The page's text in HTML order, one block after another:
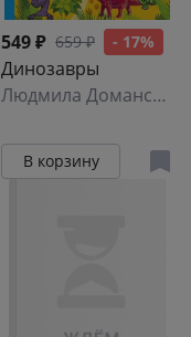
549 ₽ 659 ₽ - 17%
Динозавры
Людмила Доманская
В корзину